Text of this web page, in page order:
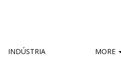
INDÚSTRIA MORE